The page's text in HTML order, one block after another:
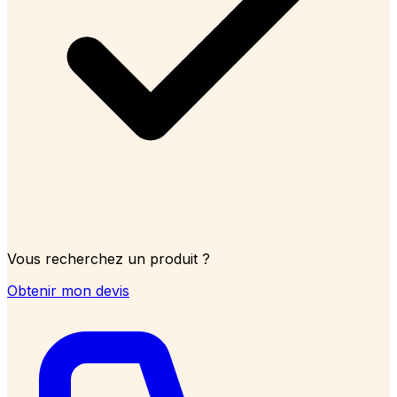
Vous recherchez un produit ?
Obtenir mon devis